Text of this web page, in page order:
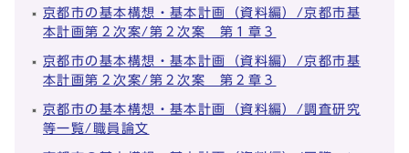
京都市の基本構想・基本計画（資料編）/京都市基
本計画第２次案/第２次案 第１章３
京都市の基本構想・基本計画（資料編）/京都市基
本計画第２次案/第２次案 第２章３
京都市の基本構想・基本計画（資料編）/調査研究
等一覧/職員論文